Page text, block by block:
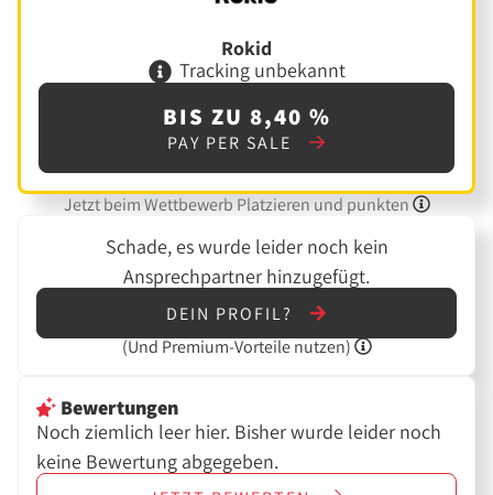
Rokid
Tracking unbekannt
BIS ZU 8,40 %
PAY PER SALE
Jetzt beim Wettbewerb Platzieren und punkten
Schade, es wurde leider noch kein
Ansprechpartner hinzugefügt.
DEIN PROFIL?
(Und Premium-Vorteile nutzen)
Bewertungen
Noch ziemlich leer hier. Bisher wurde leider noch
keine Bewertung abgegeben.